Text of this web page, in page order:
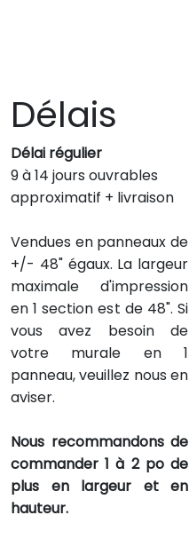
Délais
Délai régulier
9 à 14 jours ouvrables
approximatif + livraison
Vendues en panneaux de
+/- 48" égaux. La largeur
maximale d'impression
en 1 section est de 48". Si
vous avez besoin de
votre murale en 1
panneau, veuillez nous en
aviser.
Nous recommandons de
commander 1 à 2 po de
plus en largeur et en
hauteur.